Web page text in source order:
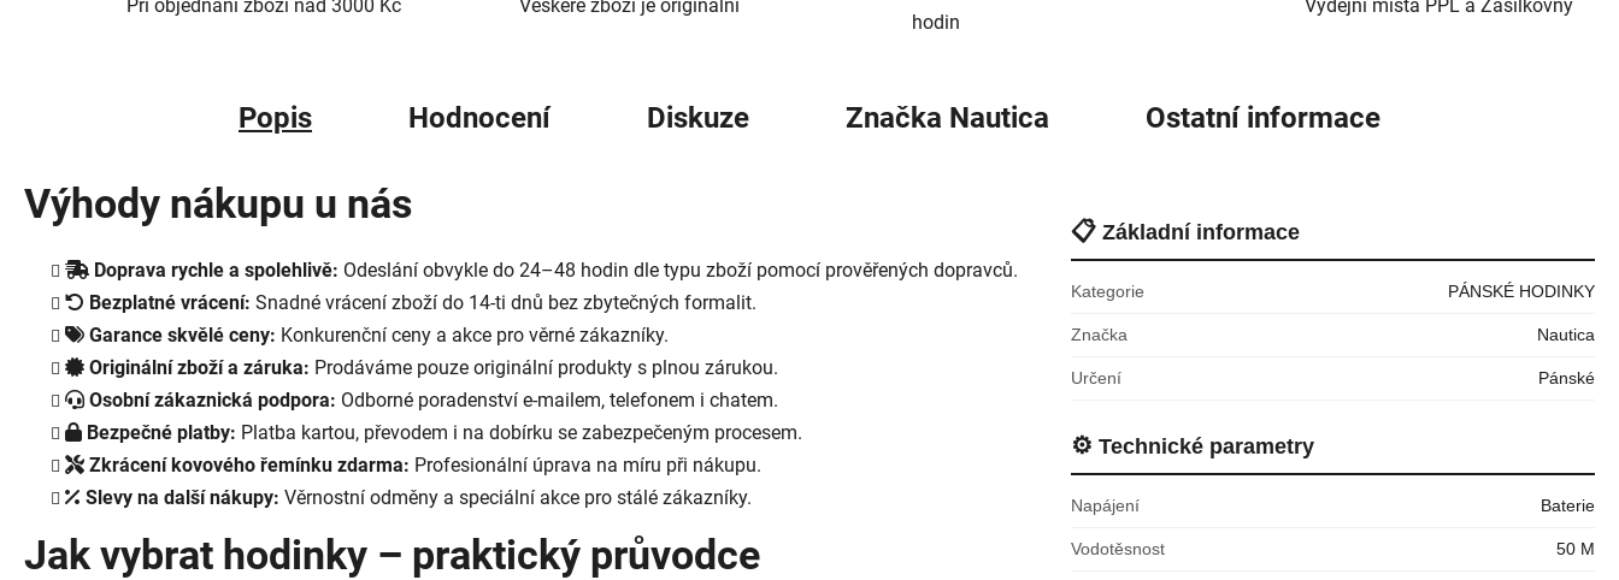
Při objednání zboží nad 3000 Kč Veškeré zboží je originální
hodin
Výdejní místa PPL a Zásilkovny
Popis Hodnocení Diskuze Značka Nautica Ostatní informace
Výhody nákupu u nás
Doprava rychle a spolehlivě: Odeslání obvykle do 24–48 hodin dle typu zboží pomocí prověřených dopravců.
Bezplatné vrácení: Snadné vrácení zboží do 14-ti dnů bez zbytečných formalit.
Garance skvělé ceny: Konkurenční ceny a akce pro věrné zákazníky.
Originální zboží a záruka: Prodáváme pouze originální produkty s plnou zárukou.
Osobní zákaznická podpora: Odborné poradenství e-mailem, telefonem i chatem.
Bezpečné platby: Platba kartou, převodem i na dobírku se zabezpečeným procesem.
Zkrácení kovového řemínku zdarma: Profesionální úprava na míru při nákupu.
Slevy na další nákupy: Věrnostní odměny a speciální akce pro stálé zákazníky.
Jak vybrat hodinky – praktický průvodce
📋 Základní informace
Kategorie PÁNSKÉ HODINKY
Značka Nautica
Určení Pánské
⚙️ Technické parametry
Napájení Baterie
Vodotěsnost 50 M